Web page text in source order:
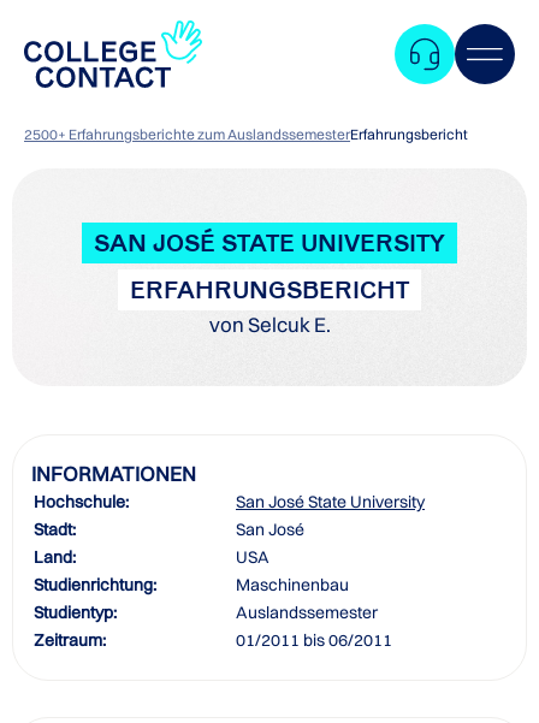
2500+ Erfahrungsberichte zum AuslandssemesterErfahrungsbericht
SAN JOSÉ STATE UNIVERSITY
ERFAHRUNGSBERICHT
von Selcuk E.
INFORMATIONEN
Hochschule:
San José State University
Stadt:
San José
Land:
USA
Studienrichtung:
Maschinenbau
Studientyp:
Auslandssemester
Zeitraum:
01/2011 bis 06/2011